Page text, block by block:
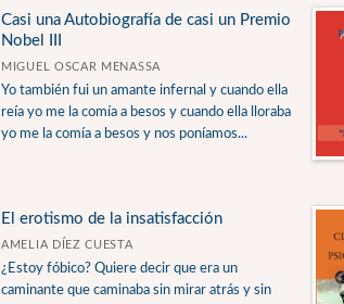
Casi una Autobiografía de casi un Premio
Nobel III
MIGUEL OSCAR MENASSA
Yo también fui un amante infernal y cuando ella
reía yo me la comía a besos y cuando ella lloraba
yo me la comía a besos y nos poníamos...
El erotismo de la insatisfacción
AMELIA DÍEZ CUESTA
¿Estoy fóbico? Quiere decir que era un
caminante que caminaba sin mirar atrás y sin